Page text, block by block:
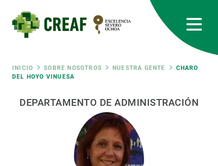
contenido
principal
Ruta
de
navegación
INICIO SOBRE NOSOTROS NUESTRA GENTE
CHARO
DEL HOYO VINUESA
DEPARTAMENTO DE ADMINISTRACIÓN
RRSS
Featured
responsive
Responsive